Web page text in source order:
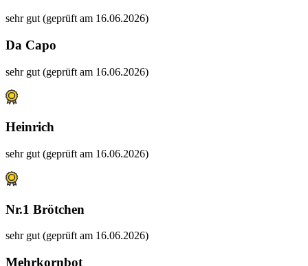
sehr gut (geprüft am 16.06.2026)
Da Capo
sehr gut (geprüft am 16.06.2026)
Heinrich
sehr gut (geprüft am 16.06.2026)
Nr.1 Brötchen
sehr gut (geprüft am 16.06.2026)
Mehrkornbot